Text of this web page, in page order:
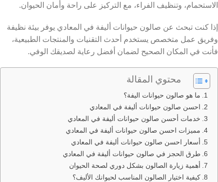
الاستحمام، وتنظيف الفراء، مع التركيز على راحة وأمان الحيوان.
إذا كنت تبحث عن صالون حيوانات أليفة في المعادي يوفر بيئة نظيفة
وفريق عمل متخصص يستخدم أحدث التقنيات والمنتجات الطبيعية،
فأنت في المكان الصحيح لضمان أفضل رعاية لصديقك الوفي.
محتوي المقالة
ما هو صالون حيوانات اليفة؟
احسن صالون حيوانات أليفة في المعادي
خدمات أحسن صالون حيوانات أليفة في المعادي
مميزات احسن صالون حيوانات أليفة في المعادي
أسعار احسن صالون حيوانات أليفة في المعادي
طرق الحجز في صالون حيوانات أليفة في المعادي
أهمية زيارة الصالون بشكل دوري لصحة الحيوان
كيفية اختيار الصالون المناسب لحيوانك الأليف؟